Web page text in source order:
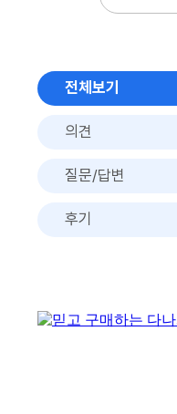
전체보기
의견
질문/답변
후기